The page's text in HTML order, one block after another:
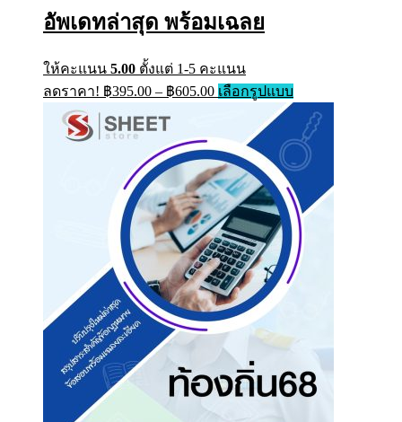
อัพเดทล่าสุด พร้อมเฉลย
ให้คะแนน 5.00 ตั้งแต่ 1-5 คะแนน
ลดราคา! ฿395.00 – ฿605.00Price
range:
฿395.00
through
฿605.00
เลือกรูปแบบThis
product
has
multiple
variants.
The
options
may
be
chosen
on
the
product